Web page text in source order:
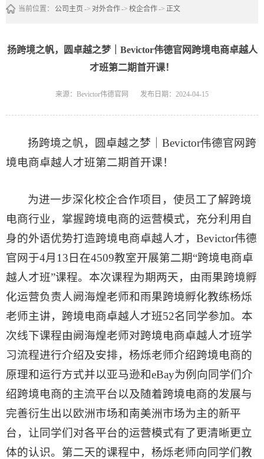
当前位置： 公司主页-> 对外合作-> 校企合作-> 正文
扬跨境之帆，圆卓越之梦｜Bevictor伟德官网跨境电商卓越人
才班第二期首开课！
来源：Bevictor伟德官网 发布日期：2024-04-15
扬跨境之帆，圆卓越之梦｜Bevictor伟德官网跨
境电商卓越人才班第二期首开课！
为进一步深化校企合作项目，使员工了解跨境
电商行业，掌握跨境电商的运营模式，充分利用自
身的外语优势打造跨境电商卓越人才，​Bevictor伟德
官网于4月13日在4509教室开展第二期“跨境电商卓
越人才班”课程。本次课程为期两天，由雨果跨境孵
化运营负责人阙海煌老师和雨果跨境孵化教练杨烁
老师主讲，跨境电商卓越人才班52名同学参加。本
次线下课程由阙海煌老师对跨境电商卓越人才班学
习流程进行介绍及安排，杨烁老师介绍跨境电商的
原理和运行方式并以亚马逊和eBay为例向同学们介
绍跨境电商的主流平台以及随着跨境电商的发展与
完善衍生出以欧洲市场和南美洲市场为主的新平
台，让同学们对各平台的运营模式有了更清晰更立
体的认识。第二天的课程中，杨烁老师向同学们教